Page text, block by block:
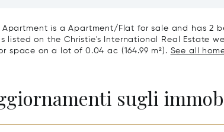
Apartment is a Apartment/Flat for sale and has 2
listed on the Christie's International Real Estate
space on a lot of 0.04 ac (164.99 m²). See all
sugli